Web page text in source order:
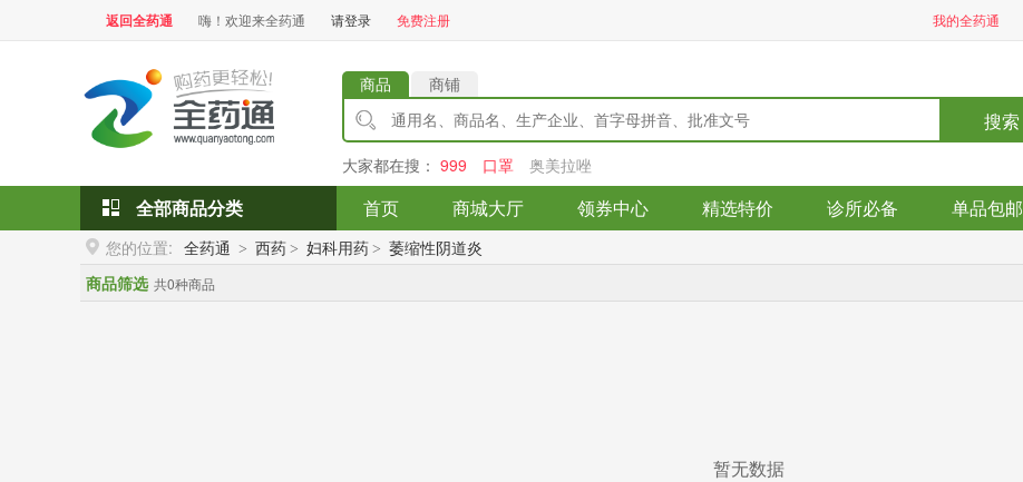
返回全药通 嗨！欢迎来全药通 请登录 免费注册 我的全药通
商品 商铺
搜索
大家都在搜： 999 口罩 奥美拉唑
全部商品分类 首页 商城大厅 领券中心 精选特价 诊所必备 单品包邮
您的位置: 全药通 > 西药 > 妇科用药 > 萎缩性阴道炎
商品筛选 共0种商品
暂无数据